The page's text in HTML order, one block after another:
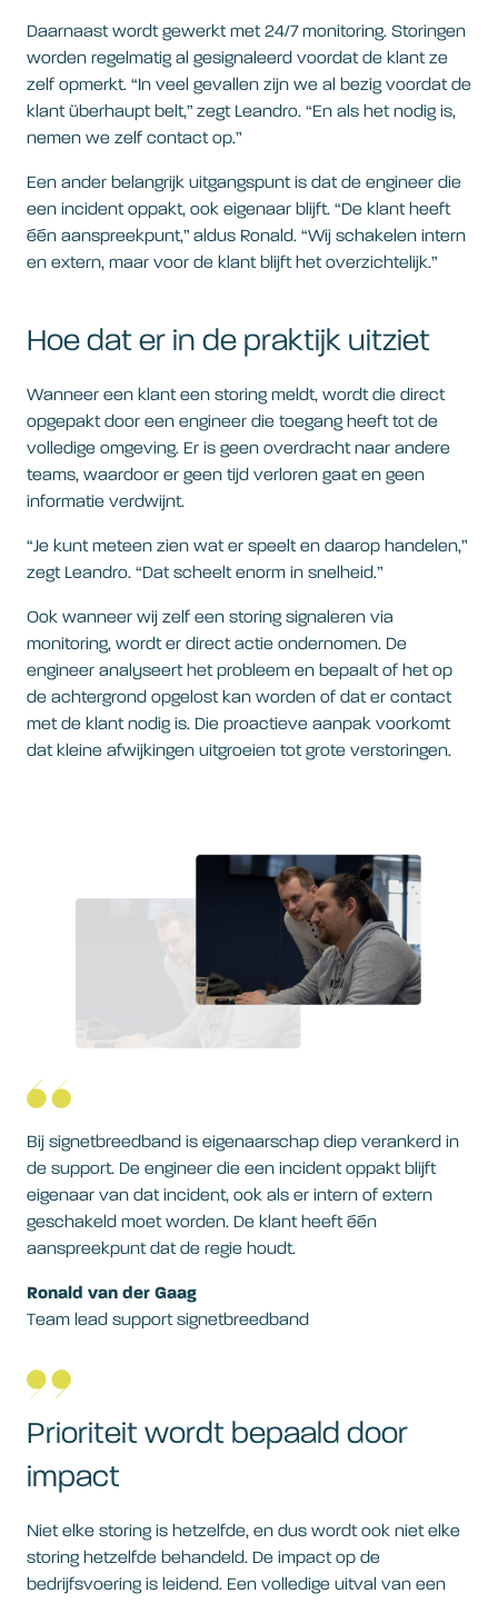
Daarnaast wordt gewerkt met 24/7 monitoring. Storingen
worden regelmatig al gesignaleerd voordat de klant ze
zelf opmerkt. “In veel gevallen zijn we al bezig voordat de
klant überhaupt belt,” zegt Leandro. “En als het nodig is,
nemen we zelf contact op.”
Een ander belangrijk uitgangspunt is dat de engineer die
een incident oppakt, ook eigenaar blijft. “De klant heeft
één aanspreekpunt,” aldus Ronald. “Wij schakelen intern
en extern, maar voor de klant blijft het overzichtelijk.”
Hoe dat er in de praktijk uitziet
Wanneer een klant een storing meldt, wordt die direct
opgepakt door een engineer die toegang heeft tot de
volledige omgeving. Er is geen overdracht naar andere
teams, waardoor er geen tijd verloren gaat en geen
informatie verdwijnt.
“Je kunt meteen zien wat er speelt en daarop handelen,”
zegt Leandro. “Dat scheelt enorm in snelheid.”
Ook wanneer wij zelf een storing signaleren via
monitoring, wordt er direct actie ondernomen. De
engineer analyseert het probleem en bepaalt of het op
de achtergrond opgelost kan worden of dat er contact
met de klant nodig is. Die proactieve aanpak voorkomt
dat kleine afwijkingen uitgroeien tot grote verstoringen.
Bij signetbreedband is eigenaarschap diep verankerd in
de support. De engineer die een incident oppakt blijft
eigenaar van dat incident, ook als er intern of extern
geschakeld moet worden. De klant heeft één
aanspreekpunt dat de regie houdt.
Ronald van der Gaag
Team lead support signetbreedband
Prioriteit wordt bepaald door
impact
Niet elke storing is hetzelfde, en dus wordt ook niet elke
storing hetzelfde behandeld. De impact op de
bedrijfsvoering is leidend. Een volledige uitval van een